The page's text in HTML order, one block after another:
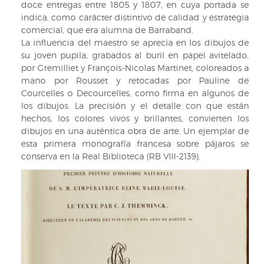
244,
lám.
6).
doce entregas entre 1805 y 1807, en cuya portada se
indica, como carácter distintivo de calidad y estrategia
comercial, que era alumna de Barraband.
La influencia del maestro se aprecia en los dibujos de
su joven pupila, grabados al buril en papel avitelado,
por Gremilliet y François-Nicolas Martinet, coloreados a
mano por Rousset y retocadas por Pauline de
Courcelles o Decourcelles, como firma en algunos de
los dibujos. La precisión y el detalle con que están
hechos, los colores vivos y brillantes, convierten los
dibujos en una auténtica obra de arte. Un ejemplar de
esta primera monografía francesa sobre pájaros se
conserva en la Real Biblioteca (RB VIII-2139).